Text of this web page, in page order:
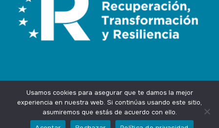
Design byAgencia Marketing OnlineIngenium.Marketing
Usamos cookies para asegurar que te damos la mejor
experiencia en nuestra web. Si continúas usando este sitio,
asumiremos que estás de acuerdo con ello.